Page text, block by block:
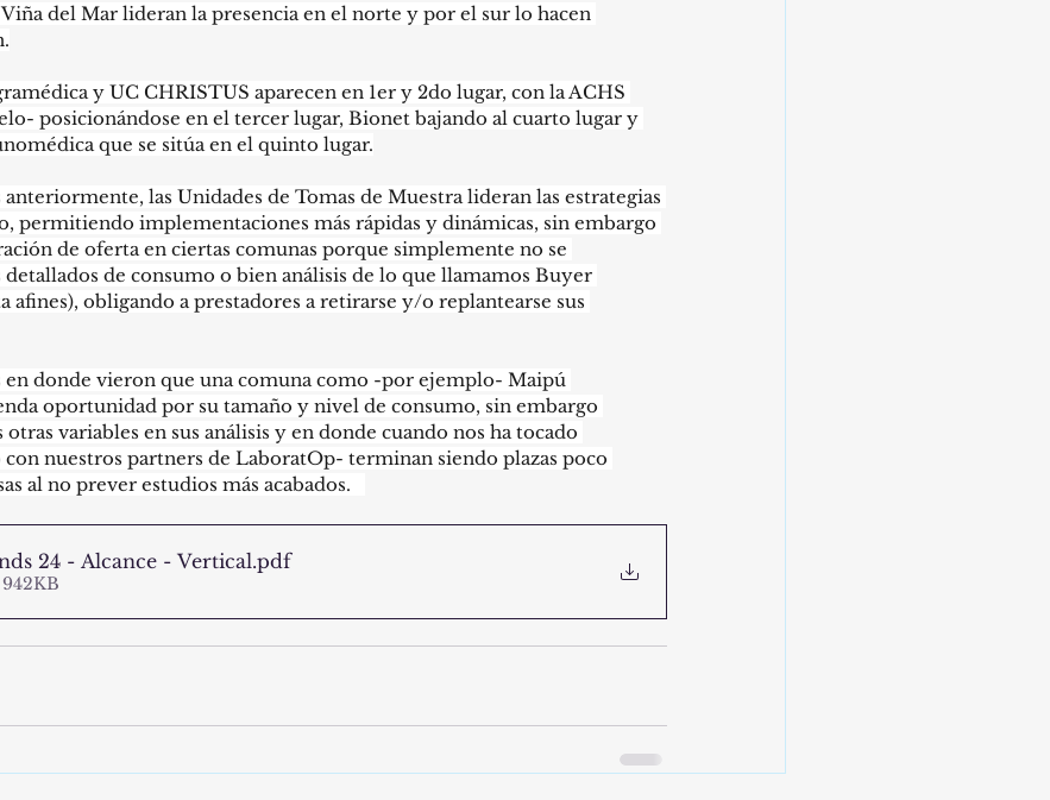
del Mar lideran la presencia en el norte y por el sur lo hacen
y UC CHRISTUS aparecen en 1er y 2do lugar, con la ACHS
posicionándose en el tercer lugar, Bionet bajando al cuarto lugar y
que se sitúa en el quinto lugar.
las Unidades de Tomas de Muestra lideran las estrategias
permitiendo implementaciones más rápidas y dinámicas, sin embargo
de oferta en ciertas comunas porque simplemente no se
de consumo o bien análisis de lo que llamamos Buyer
afines), obligando a prestadores a retirarse y/o replantearse sus
en donde vieron que una comuna como -por ejemplo- Maipú
oportunidad por su tamaño y nivel de consumo, sin embargo
variables en sus análisis y en donde cuando nos ha tocado
nuestros partners de LaboratOp- terminan siendo plazas poco
al no prever estudios más acabados.
24 - Alcance - Vertical.pdf